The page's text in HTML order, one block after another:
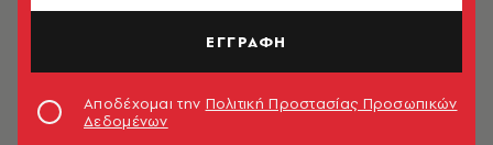
ΕΓΓΡΑΦΗ
Αποδέχομαι την Πολιτική Προστασίας Προσωπικών
Δεδομένων